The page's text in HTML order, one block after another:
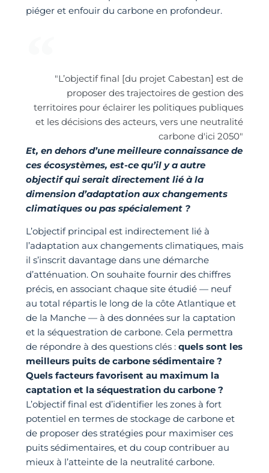
piéger et enfouir du carbone en profondeur.
"L’objectif final [du projet Cabestan] est de
proposer des trajectoires de gestion des
territoires pour éclairer les politiques publiques
et les décisions des acteurs, vers une neutralité
carbone d'ici 2050"
Et, en dehors d’une meilleure connaissance de
ces écosystèmes, est-ce qu’il y a autre
objectif qui serait directement lié à la
dimension d’adaptation aux changements
climatiques ou pas spécialement ?
L’objectif principal est indirectement lié à
l’adaptation aux changements climatiques, mais
il s’inscrit davantage dans une démarche
d’atténuation. On souhaite fournir des chiffres
précis, en associant chaque site étudié — neuf
au total répartis le long de la côte Atlantique et
de la Manche — à des données sur la captation
et la séquestration de carbone. Cela permettra
de répondre à des questions clés : quels sont les
meilleurs puits de carbone sédimentaire ?
Quels facteurs favorisent au maximum la
captation et la séquestration du carbone ?
L’objectif final est d’identifier les zones à fort
potentiel en termes de stockage de carbone et
de proposer des stratégies pour maximiser ces
puits sédimentaires, et du coup contribuer au
mieux à l’atteinte de la neutralité carbone.